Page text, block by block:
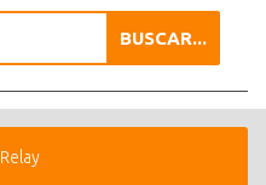
BUSCAR...
Relay